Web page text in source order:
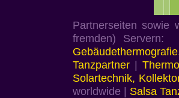
Partnerseiten sowie
fremden)
Tanzpartner|
Solartechnik,
worldwide | Salsa